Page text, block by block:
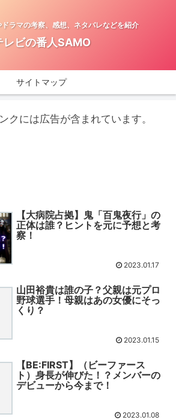
ラマの考察、感想、ネタバレなどを紹介
レビの番人SAMO
サイトマップ
クには広告が含まれています。
【大病院占拠】鬼「百鬼夜行」の
正体は誰？ヒントを元に予想と考
察！
2023.01.17
山田裕貴は誰の子？父親は元プロ
野球選手！母親はあの女優にそっ
くり？
2023.01.15
【BE:FIRST】（ビーファース
ト）身長が伸びた！？メンバーの
デビューから今まで！
2023.01.08